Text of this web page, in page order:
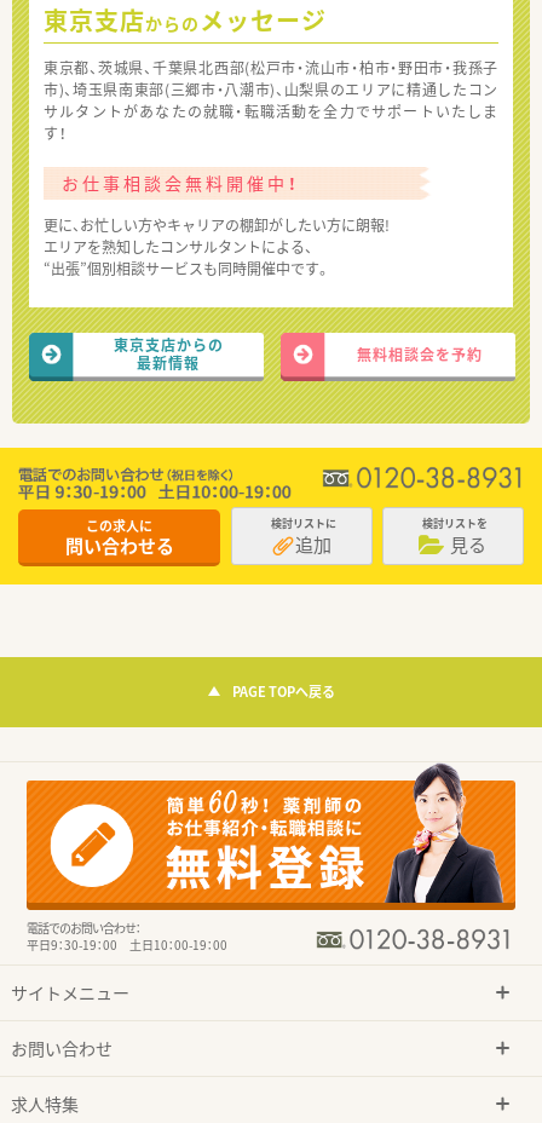
東京支店からの メッセージ
東京都、茨城県、千葉県北西部(松戸市・流山市・柏市・野田市・我孫子
市)、埼玉県南東部(三郷市・八潮市)、山梨県のエリアに精通したコン
サルタントがあなたの就職・転職活動を全力でサポートいたしま
す！
お仕事相談会無料開催中！
更に、お忙しい方やキャリアの棚卸がしたい方に朗報!
エリアを熟知したコンサルタントによる、
“出張”個別相談サービスも同時開催中です。
東京支店からの
最新情報
無料相談会を予約
この求人に
問い合わせる
検討リストに
追加
検討リストを
見る
PAGE TOPへ戻る
電話でのお問い合わせ：
平日9：30-19：00 土日10：00-19：00
サイトメニュー
お問い合わせ
求人特集